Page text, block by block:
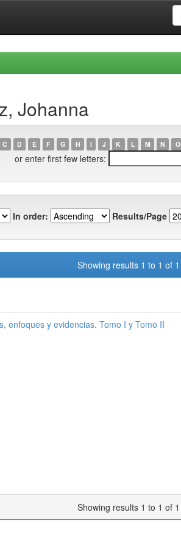
Johanna
C D E F G H I J K L M N O
or enter first few letters:
In order: Results/Page
Showing results 1 to 1 of 1
enfoques y evidencias. Tomo I y Tomo II
Showing results 1 to 1 of 1